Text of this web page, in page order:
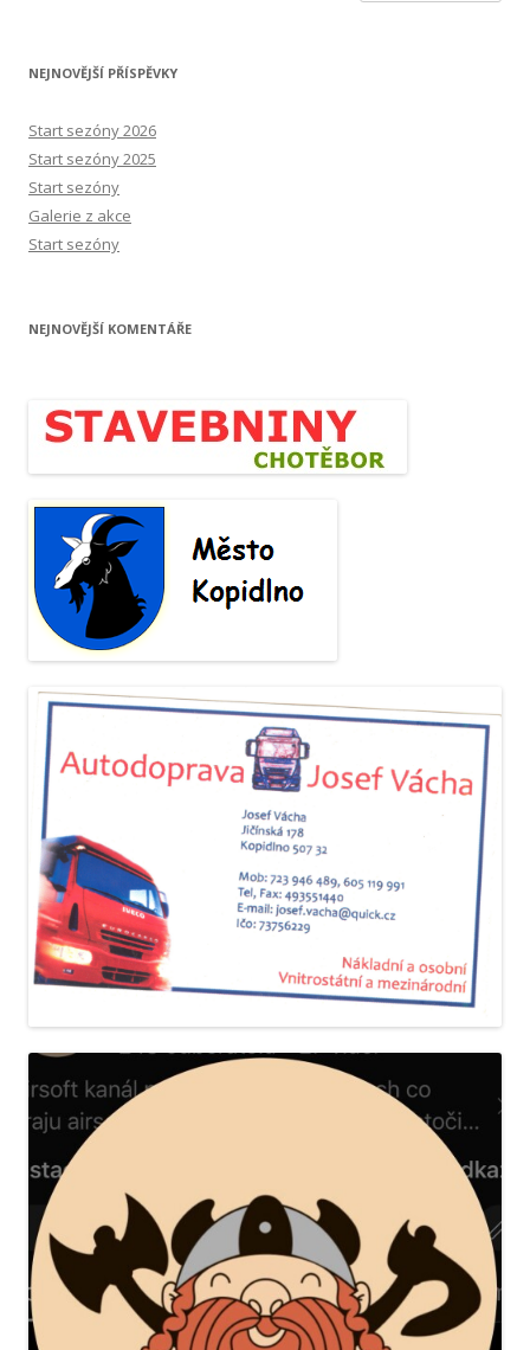
NEJNOVĚJŠÍ PŘÍSPĚVKY
Start sezóny 2026
Start sezóny 2025
Start sezóny
Galerie z akce
Start sezóny
NEJNOVĚJŠÍ KOMENTÁŘE